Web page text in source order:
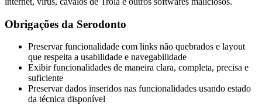
Obrigações da Serodonto
Preservar funcionalidade com links não quebrados e layout
que respeita a usabilidade e navegabilidade
Exibir funcionalidades de maneira clara, completa, precisa e
suficiente
Preservar dados inseridos nas funcionalidades usando estado
da técnica disponível